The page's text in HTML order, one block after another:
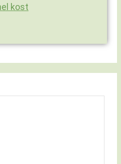
kost